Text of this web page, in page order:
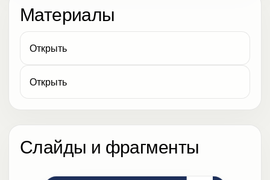
Материалы
Открыть
Открыть
Слайды и фрагменты